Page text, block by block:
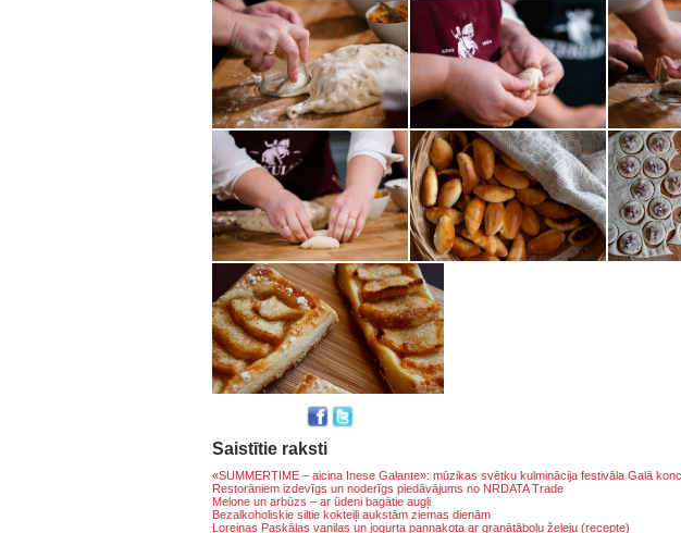
Saistītie raksti
«SUMMERTIME – aicina Inese Galante»: mūzikas svētku kulminācija festivāla Galā
Restorāniem izdevīgs un noderīgs piedāvājums no NRDATA Trade
Melone un arbūzs – ar ūdeni bagātie augļi
Bezalkoholiskie siltie kokteiļi aukstām ziemas dienām
Loreinas Paskālas vaniļas un jogurta pannakota ar granātābolu želeju (recepte)